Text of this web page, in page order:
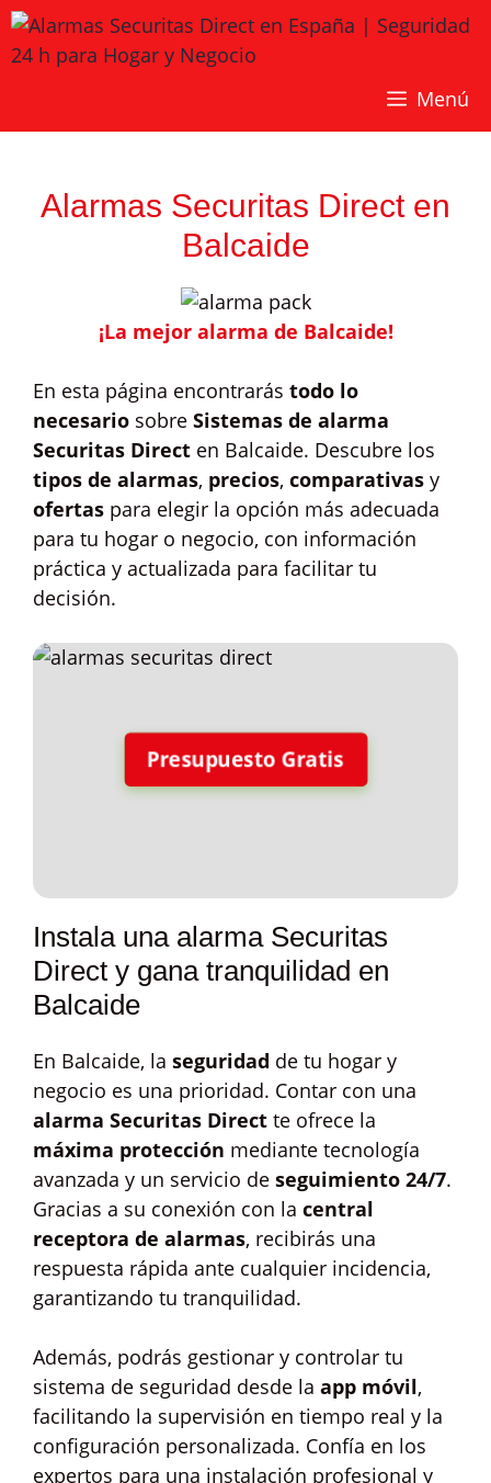
Saltar
al
contenido
Menú
Alarmas Securitas Direct en
Balcaide
¡La mejor alarma de Balcaide!
En esta página encontrarás todo lo
necesario sobre Sistemas de alarma
Securitas Direct en Balcaide. Descubre los
tipos de alarmas, precios, comparativas y
ofertas para elegir la opción más adecuada
para tu hogar o negocio, con información
práctica y actualizada para facilitar tu
decisión.
Presupuesto Gratis
Instala una alarma Securitas
Direct y gana tranquilidad en
Balcaide
En Balcaide, la seguridad de tu hogar y
negocio es una prioridad. Contar con una
alarma Securitas Direct te ofrece la
máxima protección mediante tecnología
avanzada y un servicio de seguimiento 24/7.
Gracias a su conexión con la central
receptora de alarmas, recibirás una
respuesta rápida ante cualquier incidencia,
garantizando tu tranquilidad.
Además, podrás gestionar y controlar tu
sistema de seguridad desde la app móvil,
facilitando la supervisión en tiempo real y la
configuración personalizada. Confía en los
expertos para una instalación profesional y